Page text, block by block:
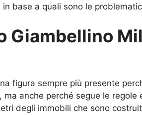
in base a quali sono le
Giambellino
figura sempre più presente
anche perché segue le regole
degli immobili che sono